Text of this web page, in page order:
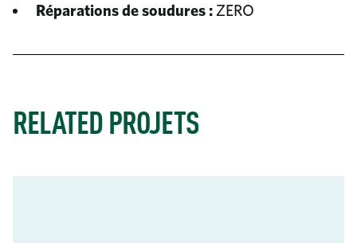
Réparations de soudures :ZERO
RELATED PROJETS